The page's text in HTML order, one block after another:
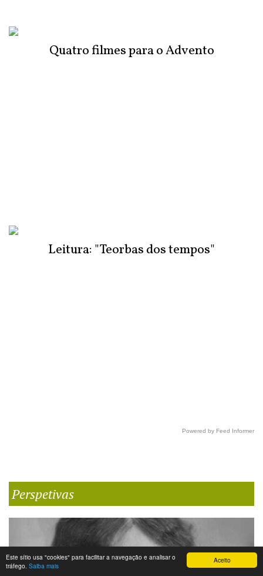
Aceito
Este sítio usa "cookies" para facilitar a navegação e analisar o
tráfego. Saiba mais
Quatro filmes para o Advento
Leitura: "Teorbas dos tempos"
Powered by Feed Informer
Perspetivas